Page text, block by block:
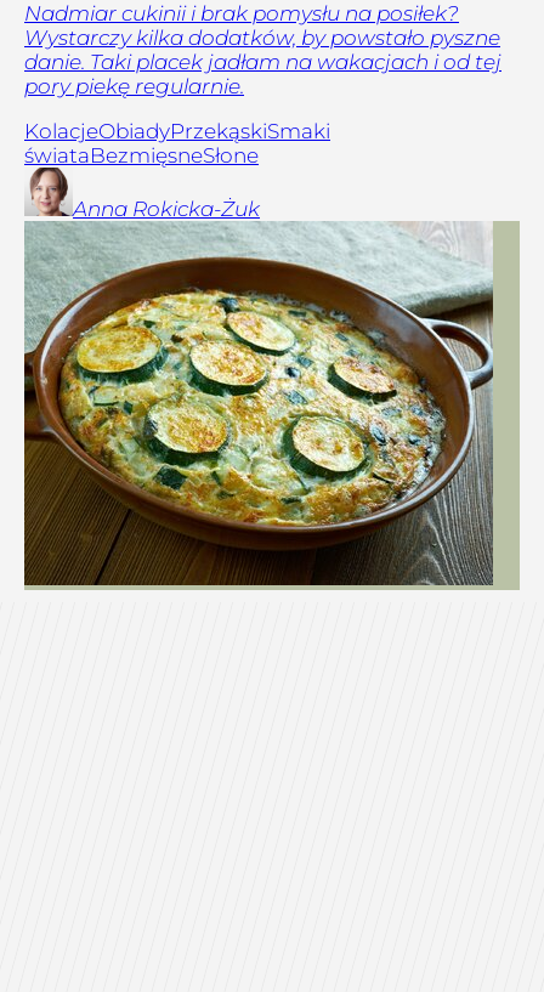
Nadmiar cukinii i brak pomysłu na posiłek?
Wystarczy kilka dodatków, by powstało pyszne
danie. Taki placek jadłam na wakacjach i od tej
pory piekę regularnie.
KolacjeObiadyPrzekąskiSmaki
świataBezmięsneSłone
Anna Rokicka-Żuk